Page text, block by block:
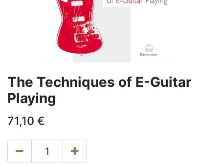
The Techniques of E-Guitar
Playing
71,10 €